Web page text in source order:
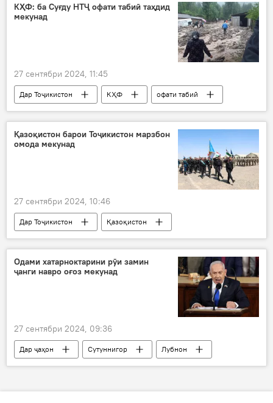
КҲФ: ба Суғду НТҶ офати табиӣ таҳдид
мекунад
27 сентябри 2024, 11:45
Дар Тоҷикистон КҲФ
офати табиӣ
сел
Суғд
Рӯйдод, ҷиноят ва ҳолатҳои фавқулода
Қазоқистон барои Тоҷикистон марзбон
омода мекунад
27 сентябри 2024, 10:46
Дар Тоҷикистон
Қазоқистон
ҳамкорӣ
марзбонӣ
КДАМ
давраи омӯзиш
Одами хатарноктарини рӯи замин
ҷанги навро оғоз мекунад
27 сентябри 2024, 09:36
Дар ҷаҳон Сутуннигор
Лубнон
Исроил
ҷанг